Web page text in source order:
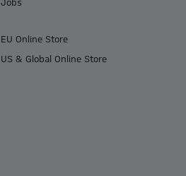
Jobs
EU Online Store
US & Global Online Store